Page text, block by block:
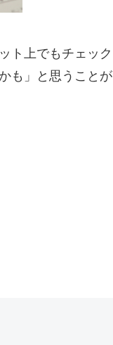
ト上でもチェック
も」と思うことが